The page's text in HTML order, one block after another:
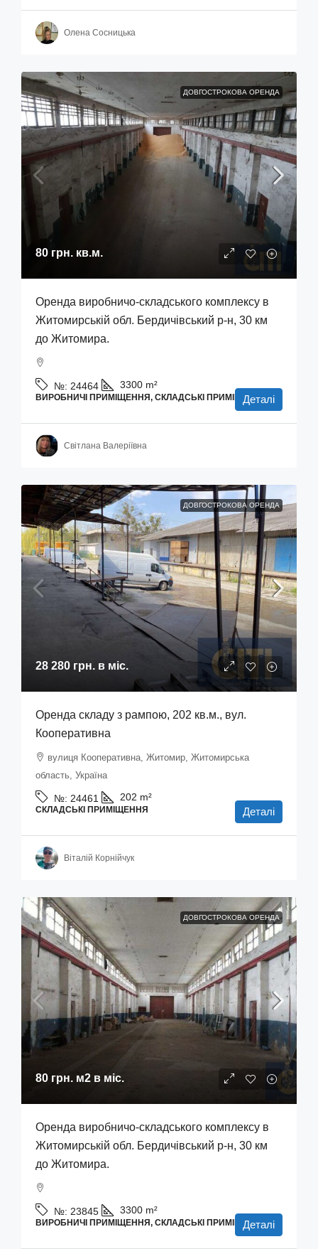
Олена Сосницька
ДОВГОСТРОКОВА ОРЕНДА
80 грн. кв.м.
Оренда виробничо-складського комплексу в
Житомирській обл. Бердичівський р-н, 30 км
до Житомира.
№: 24464 3300 m²
ВИРОБНИЧІ ПРИМІЩЕННЯ, СКЛАДСЬКІ ПРИМІЩЕННЯ
Деталі
Світлана Валеріївна
ДОВГОСТРОКОВА ОРЕНДА
28 280 грн. в міс.
Оренда складу з рампою, 202 кв.м., вул.
Кооперативна
вулиця Кооперативна, Житомир, Житомирська
область, Україна
№: 24461 202 m²
СКЛАДСЬКІ ПРИМІЩЕННЯ Деталі
Віталій Корнійчук
ДОВГОСТРОКОВА ОРЕНДА
80 грн. м2 в міс.
Оренда виробничо-складського комплексу в
Житомирській обл. Бердичівський р-н, 30 км
до Житомира.
№: 23845 3300 m²
ВИРОБНИЧІ ПРИМІЩЕННЯ, СКЛАДСЬКІ ПРИМІЩЕННЯ
Деталі